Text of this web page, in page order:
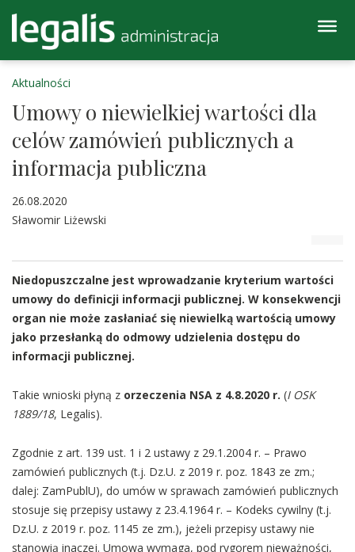
Aktualności
Umowy o niewielkiej wartości dla
celów zamówień publicznych a
informacja publiczna
26.08.2020
Sławomir Liżewski
Niedopuszczalne jest wprowadzanie kryterium wartości
umowy do definicji informacji publicznej. W konsekwencji
organ nie może zasłaniać się niewielką wartością umowy
jako przesłanką do odmowy udzielenia dostępu do
informacji publicznej.
Takie wnioski płyną z orzeczenia NSA z 4.8.2020 r. (I OSK
1889/18, Legalis).
Zgodnie z art. 139 ust. 1 i 2 ustawy z 29.1.2004 r. – Prawo
zamówień publicznych (t.j. Dz.U. z 2019 r. poz. 1843 ze zm.;
dalej: ZamPublU), do umów w sprawach zamówień publicznych
stosuje się przepisy ustawy z 23.4.1964 r. – Kodeks cywilny (t.j.
Dz.U. z 2019 r. poz. 1145 ze zm.), jeżeli przepisy ustawy nie
stanowią inaczej. Umowa wymaga, pod rygorem nieważności,